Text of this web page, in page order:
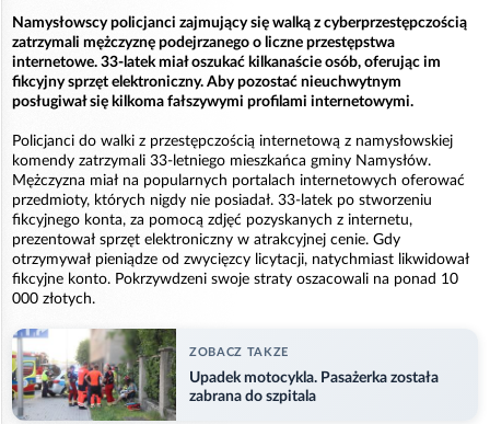
Namysłowscy policjanci zajmujący się walką z cyberprzestępczością
zatrzymali mężczyznę podejrzanego o liczne przestępstwa
internetowe. 33-latek miał oszukać kilkanaście osób, oferując im
fikcyjny sprzęt elektroniczny. Aby pozostać nieuchwytnym
posługiwał się kilkoma fałszywymi profilami internetowymi.
Policjanci do walki z przestępczością internetową z namysłowskiej
komendy zatrzymali 33-letniego mieszkańca gminy Namysłów.
Mężczyzna miał na popularnych portalach internetowych oferować
przedmioty, których nigdy nie posiadał. 33-latek po stworzeniu
fikcyjnego konta, za pomocą zdjęć pozyskanych z internetu,
prezentował sprzęt elektroniczny w atrakcyjnej cenie. Gdy
otrzymywał pieniądze od zwycięzcy licytacji, natychmiast likwidował
fikcyjne konto. Pokrzywdzeni swoje straty oszacowali na ponad 10
000 złotych.
ZOBACZ TAKZE
Upadek motocykla. Pasażerka została
zabrana do szpitala